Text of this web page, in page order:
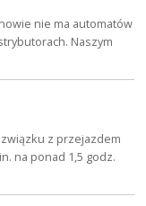
nie ma automatów
Naszym
z przejazdem
na ponad 1,5 godz.